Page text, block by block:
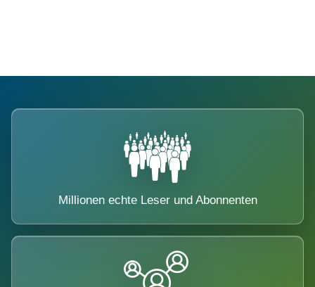
Millionen echte Leser und Abonnenten